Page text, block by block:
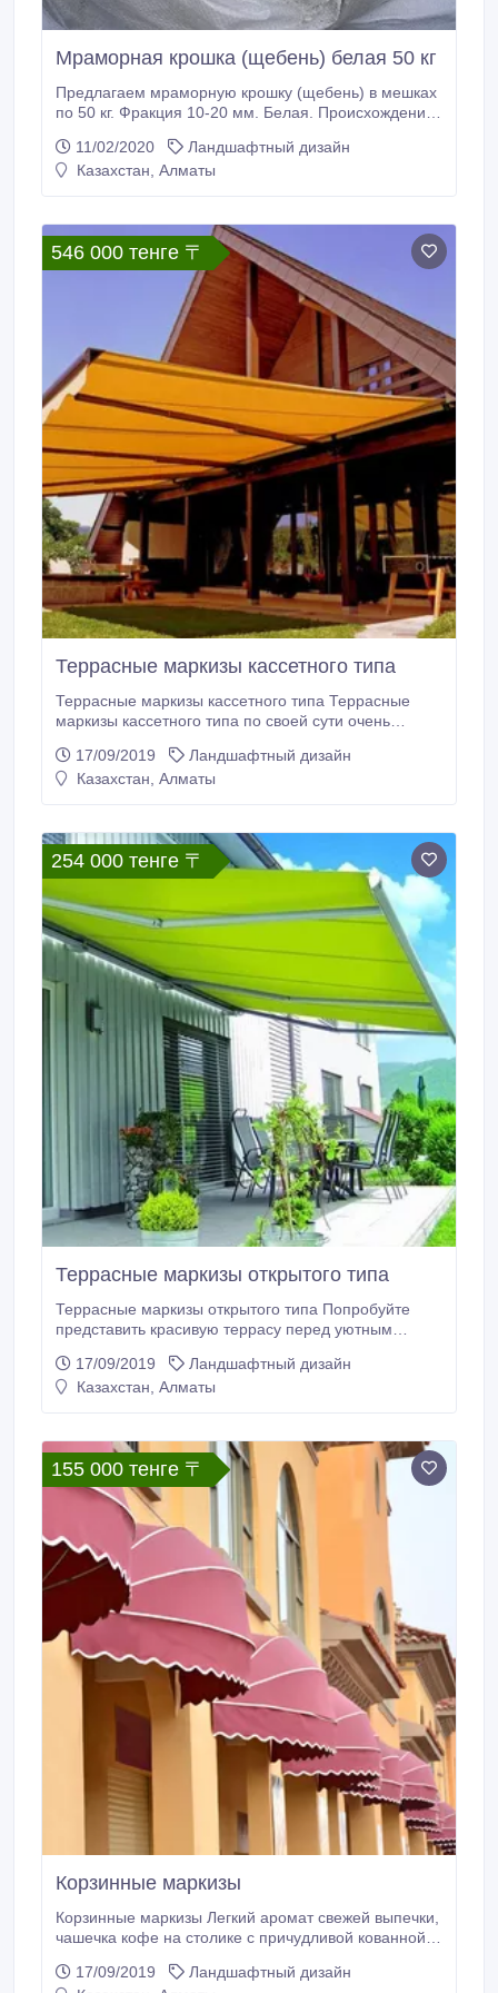
Мраморная крошка (щебень) белая 50 кг
Предлагаем мраморную крошку (щебень) в мешках
по 50 кг. Фракция 10-20 мм. Белая. Происхождение
мрамор. Имеется доставка (платная). Для оптовых
покупателей скидки! Посетите на сайт stroimat.kz.
11/02/2020
Ландшафтный дизайн
Казахстан, Алматы
546 000 тенге 〒
Террасные маркизы кассетного типа
Террасные маркизы кассетного типа Террасные
маркизы кассетного типа по своей сути очень
Основное их отличие заключается в том, что в
закрытом состоянии ткань, намотанная на вал,
аккуратным и элегантным, но также выполняет
защитные функции, не допуская на ткань и
комплектующие попадания осадков и пыли, что в
свою очередь продлевает срок службы маркизы.
17/09/2019
Ландшафтный дизайн
Казахстан, Алматы
254 000 тенге 〒
Террасные маркизы открытого типа
Террасные маркизы открытого типа Попробуйте
представить красивую террасу перед уютным
симпатичного маленького кафе. Что их
объединяет? Маркизы. Именно террасные маркизы
веранды и площадки в частных домах и ресторанах
оборудованы именно этим изящным и
эффективным типом солнцезащитных систем.
17/09/2019
Ландшафтный дизайн
Казахстан, Алматы
155 000 тенге 〒
Корзинные маркизы
Корзинные маркизы Легкий аромат свежей выпечки,
чашечка кофе на столике с причудливой кованной
то в пьянящей Франции А что же является
17/09/2019
Ландшафтный дизайн